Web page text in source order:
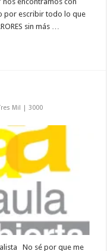
por escribir todo lo que
sin más …
Mil | 3000
No sé por que me